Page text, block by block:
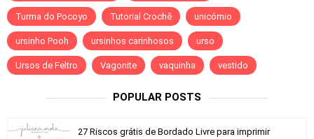
Turma do Pocoyo Tutorial Crochê unicórnio
ursinho Pooh ursinhos carinhosos urso
Ursos de Feltro Vagonite vaquinha vestido
POPULAR POSTS
27 Riscos grátis de Bordado Livre para imprimir